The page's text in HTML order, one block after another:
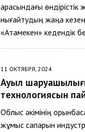
арасындағы өндірістік
нығайтудың жаңа
«Атамекен» кедендік
11 ОКТЯБРЯ, 2024
Ауыл
технологиясын
Облыс әкімінің
жұмыс сапарын